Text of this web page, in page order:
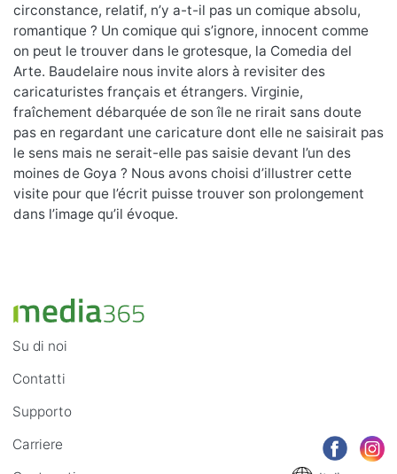
circonstance, relatif, n’y a-t-il pas un comique absolu,
romantique ? Un comique qui s’ignore, innocent comme
on peut le trouver dans le grotesque, la Comedia del
Arte. Baudelaire nous invite alors à revisiter des
caricaturistes français et étrangers. Virginie,
fraîchement débarquée de son île ne rirait sans doute
pas en regardant une caricature dont elle ne saisirait pas
le sens mais ne serait-elle pas saisie devant l’un des
moines de Goya ? Nous avons choisi d’illustrer cette
visite pour que l’écrit puisse trouver son prolongement
dans l’image qu’il évoque.
Su di noi
Contatti
Supporto
Carriere